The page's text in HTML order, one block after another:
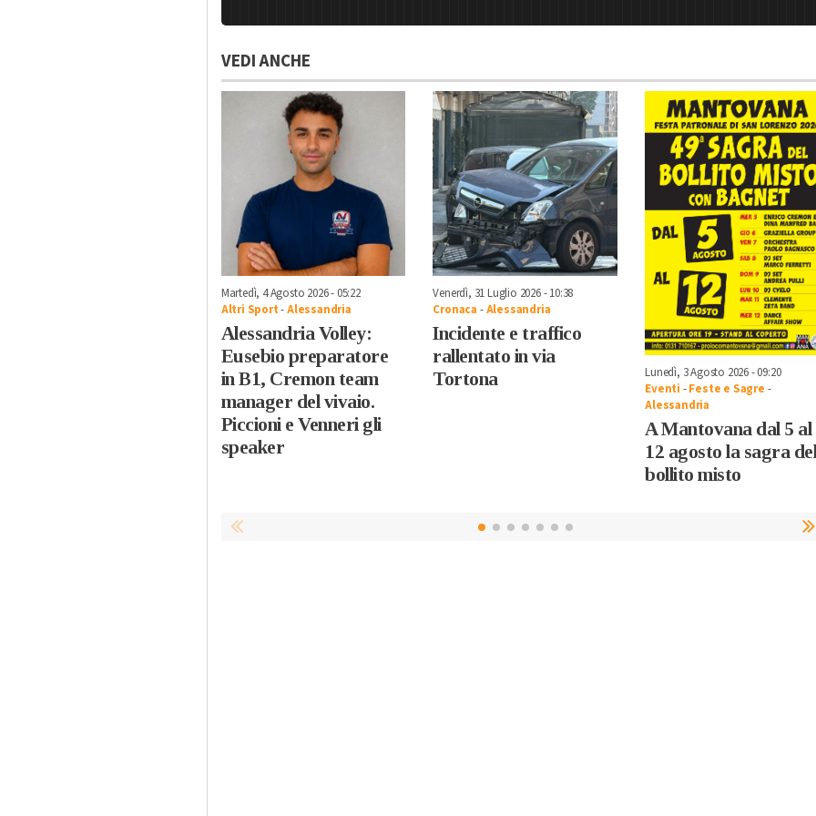
VEDI ANCHE
Martedì, 4 Agosto 2026 - 05:22
Altri Sport-Alessandria
Alessandria Volley:
Eusebio preparatore
in B1, Cremon team
manager del vivaio.
Piccioni e Venneri gli
speaker
Venerdì, 31 Luglio 2026 - 10:38
Cronaca -Alessandria
Incidente e traffico
rallentato in via
Tortona
Lunedì, 3 Agosto 2026 - 09:20
Eventi -Feste e Sagre -
Alessandria
A Mantovana dal 5 al
12 agosto la sagra del
bollito misto